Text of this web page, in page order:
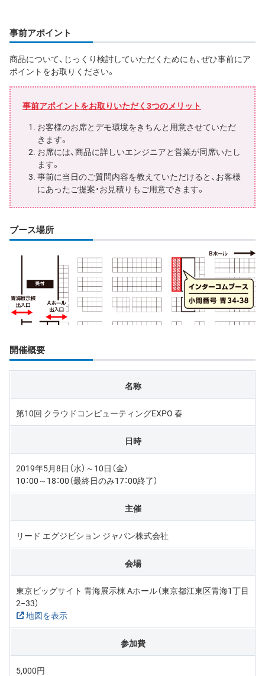
事前アポイント
商品について、じっくり検討していただくためにも、ぜひ事前にア
ポイントをお取りください。
事前アポイントをお取りいただく3つのメリット
お客様のお席とデモ環境をきちんと用意させていただ
きます。
お席には、商品に詳しいエンジニアと営業が同席いたし
ます。
事前に当日のご質問内容を教えていただけると、お客様
にあったご提案・お見積りもご用意できます。
ブース場所
開催概要
名称
第10回 クラウドコンピューティングEXPO 春
日時
2019年5月8日（水）～10日（金）
10：00～18：00（最終日のみ17：00終了）
主催
リード エグジビション ジャパン株式会社
会場
東京ビッグサイト 青海展示棟 Aホール（東京都江東区青海1丁目
2−33）
地図を表示
参加費
5,000円